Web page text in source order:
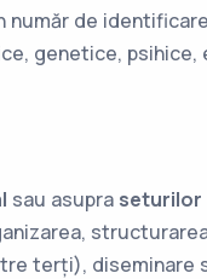
număr de
genetice, psihice,
sau asupra seturilor
terți), diseminare